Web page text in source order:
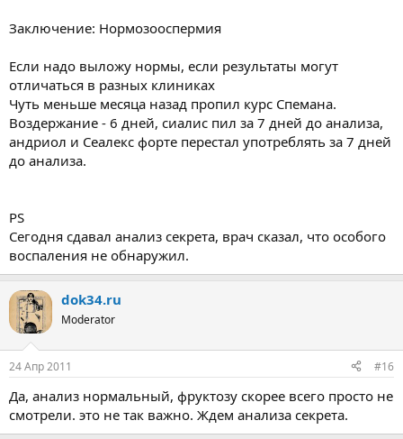
Заключение: Нормозооспермия
Если надо выложу нормы, если результаты могут
отличаться в разных клиниках
Чуть меньше месяца назад пропил курс Спемана.
Воздержание - 6 дней, сиалис пил за 7 дней до анализа,
андриол и Сеалекс форте перестал употреблять за 7 дней
до анализа.
PS
Сегодня сдавал анализ секрета, врач сказал, что особого
воспаления не обнаружил.
dok34.ru
Moderator
24 Апр 2011 #16
Да, анализ нормальный, фруктозу скорее всего просто не
смотрели. это не так важно. Ждем анализа секрета.